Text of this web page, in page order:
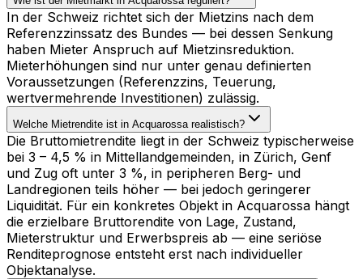
In der Schweiz richtet sich der Mietzins nach dem
Referenzzinssatz des Bundes — bei dessen Senkung
haben Mieter Anspruch auf Mietzinsreduktion.
Mieterhöhungen sind nur unter genau definierten
Voraussetzungen (Referenzzins, Teuerung,
wertvermehrende Investitionen) zulässig.
Welche Mietrendite ist in Acquarossa realistisch?
Die Bruttomietrendite liegt in der Schweiz typischerweise
bei 3 – 4,5 % in Mittellandgemeinden, in Zürich, Genf
und Zug oft unter 3 %, in peripheren Berg- und
Landregionen teils höher — bei jedoch geringerer
Liquidität. Für ein konkretes Objekt in Acquarossa hängt
die erzielbare Bruttorendite von Lage, Zustand,
Mieterstruktur und Erwerbspreis ab — eine seriöse
Renditeprognose entsteht erst nach individueller
Objektanalyse.